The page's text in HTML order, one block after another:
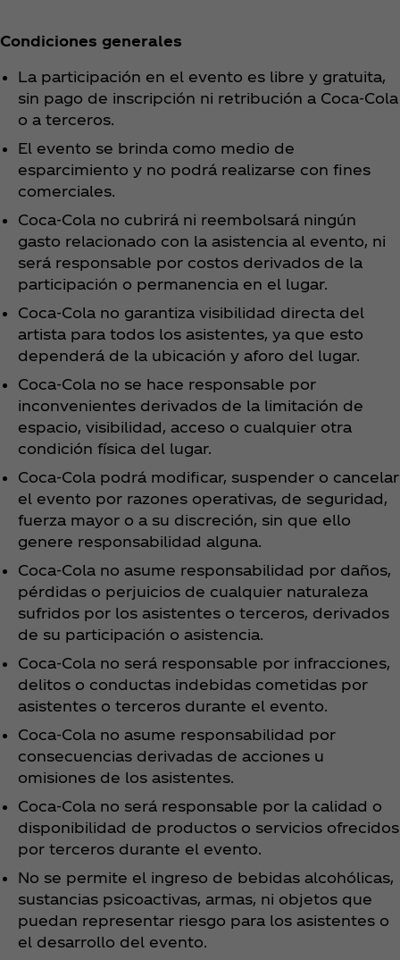
Condiciones generales
La participación en el evento es libre y gratuita,
sin pago de inscripción ni retribución a Coca‑Cola
o a terceros.
El evento se brinda como medio de
esparcimiento y no podrá realizarse con fines
comerciales.
Coca‑Cola no cubrirá ni reembolsará ningún
gasto relacionado con la asistencia al evento, ni
será responsable por costos derivados de la
participación o permanencia en el lugar.
Coca‑Cola no garantiza visibilidad directa del
artista para todos los asistentes, ya que esto
dependerá de la ubicación y aforo del lugar.
Coca‑Cola no se hace responsable por
inconvenientes derivados de la limitación de
espacio, visibilidad, acceso o cualquier otra
condición física del lugar.
Coca‑Cola podrá modificar, suspender o cancelar
el evento por razones operativas, de seguridad,
fuerza mayor o a su discreción, sin que ello
genere responsabilidad alguna.
Coca‑Cola no asume responsabilidad por daños,
pérdidas o perjuicios de cualquier naturaleza
sufridos por los asistentes o terceros, derivados
de su participación o asistencia.
Coca‑Cola no será responsable por infracciones,
delitos o conductas indebidas cometidas por
asistentes o terceros durante el evento.
Coca‑Cola no asume responsabilidad por
consecuencias derivadas de acciones u
omisiones de los asistentes.
Coca‑Cola no será responsable por la calidad o
disponibilidad de productos o servicios ofrecidos
por terceros durante el evento.
No se permite el ingreso de bebidas alcohólicas,
sustancias psicoactivas, armas, ni objetos que
puedan representar riesgo para los asistentes o
el desarrollo del evento.